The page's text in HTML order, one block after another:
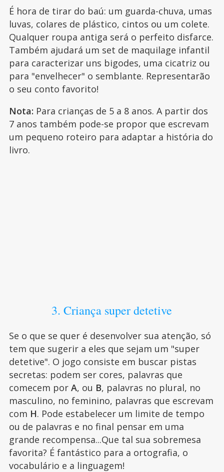
É hora de tirar do baú: um guarda-chuva, umas
luvas, colares de plástico, cintos ou um colete.
Qualquer roupa antiga será o perfeito disfarce.
Também ajudará um set de maquilage infantil
para caracterizar uns bigodes, uma cicatriz ou
para "envelhecer" o semblante. Representarão
o seu conto favorito!
Nota: Para crianças de 5 a 8 anos. A partir dos
7 anos também pode-se propor que escrevam
um pequeno roteiro para adaptar a história do
livro.
3. Criança super detetive
Se o que se quer é desenvolver sua atenção, só
tem que sugerir a eles que sejam um "super
detetive". O jogo consiste em buscar pistas
secretas: podem ser cores, palavras que
comecem por A, ou B, palavras no plural, no
masculino, no feminino, palavras que escrevam
com H. Pode estabelecer um limite de tempo
ou de palavras e no final pensar em uma
grande recompensa...Que tal sua sobremesa
favorita? É fantástico para a ortografia, o
vocabulário e a linguagem!